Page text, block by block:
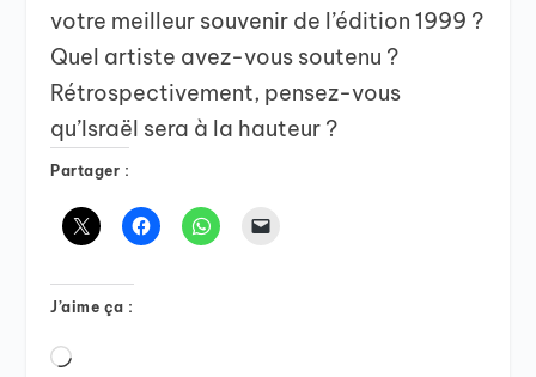
votre meilleur souvenir de l’édition 1999 ?
Quel artiste avez-vous soutenu ?
Rétrospectivement, pensez-vous
qu’Israël sera à la hauteur ?
Partager :
J’aime ça :
Chargement…